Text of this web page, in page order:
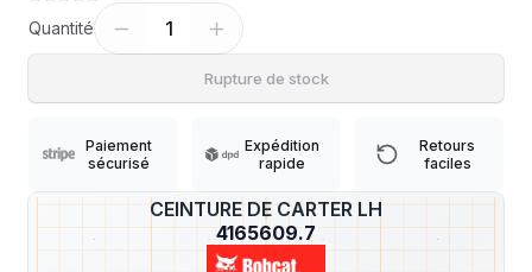
?
CEINTURE DE CARTER LH
4165609.7
Quantité 1
Rupture de stock
Paiement
sécurisé
Expédition
rapide
Retours
faciles
Machines compatibles